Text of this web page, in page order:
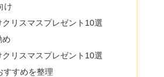
け
クリスマスプレゼント10選
め
リスマスプレゼント10選
すすめを整理